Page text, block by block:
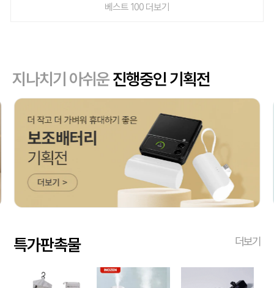
베스트 100 더보기
지나치기 아쉬운진행중인 기획전
특가판촉물 더보기